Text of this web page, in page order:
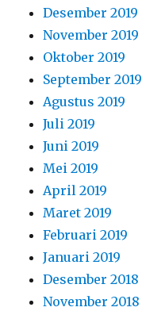
Desember 2019
November 2019
Oktober 2019
September 2019
Agustus 2019
Juli 2019
Juni 2019
Mei 2019
April 2019
Maret 2019
Februari 2019
Januari 2019
Desember 2018
November 2018